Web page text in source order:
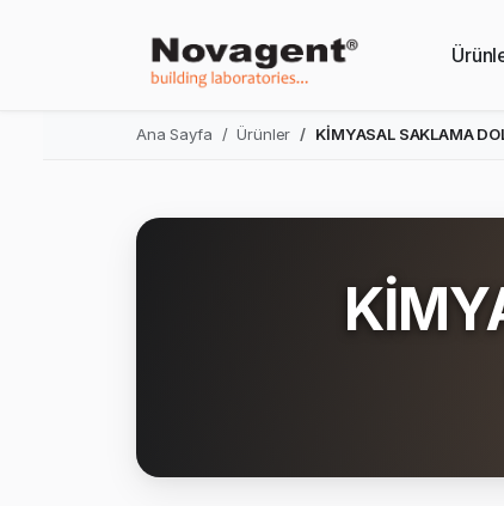
Ana Sayfa Ürünler KİMYASAL SAKLAMA